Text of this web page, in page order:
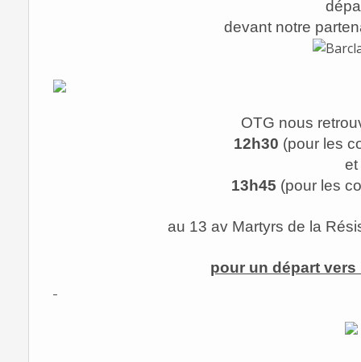
devant notre
OTG nous
12h30 (pour les
et
13h45 (pour les
au 13 av Martyrs de la
pour un départ